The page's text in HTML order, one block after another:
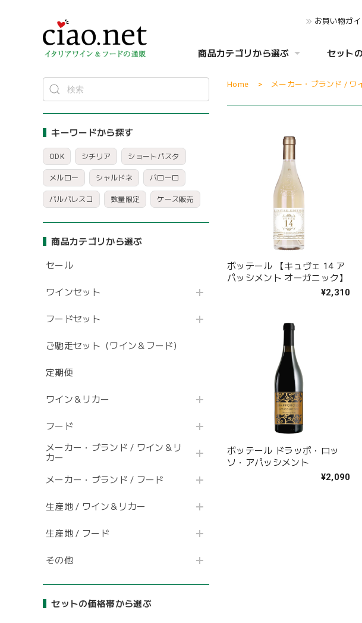
お買い物ガイ
商品カテゴリから選ぶ セット
キーワードから探す
ODK シチリア ショートパスタ
メルロー シャルドネ バローロ
バルバレスコ 数量限定 ケース販売
商品カテゴリから選ぶ
セール
ワインセット
フードセット
ご馳走セット（ワイン＆フード）
定期便
ワイン＆リカー
フード
メーカー・ブランド / ワイン＆リ
カー
メーカー・ブランド / フード
生産地 / ワイン＆リカー
生産地 / フード
その他
セットの価格帯から選ぶ
Home メーカー・ブランド / ワ
ボッテール 【キュヴェ 14 ア
パッシメント オーガニック】
¥2,310
ボッテール ドラッポ・ロッ
ソ・アパッシメント
¥2,090